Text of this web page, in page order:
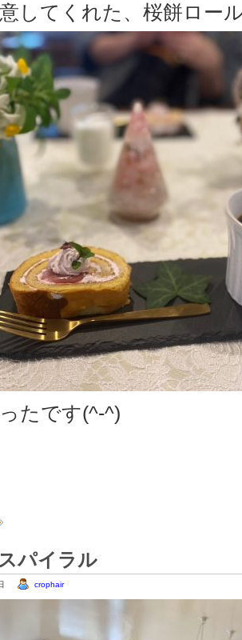
してくれた、桜餅ロー
たです(^-^)
パイラル
crophair